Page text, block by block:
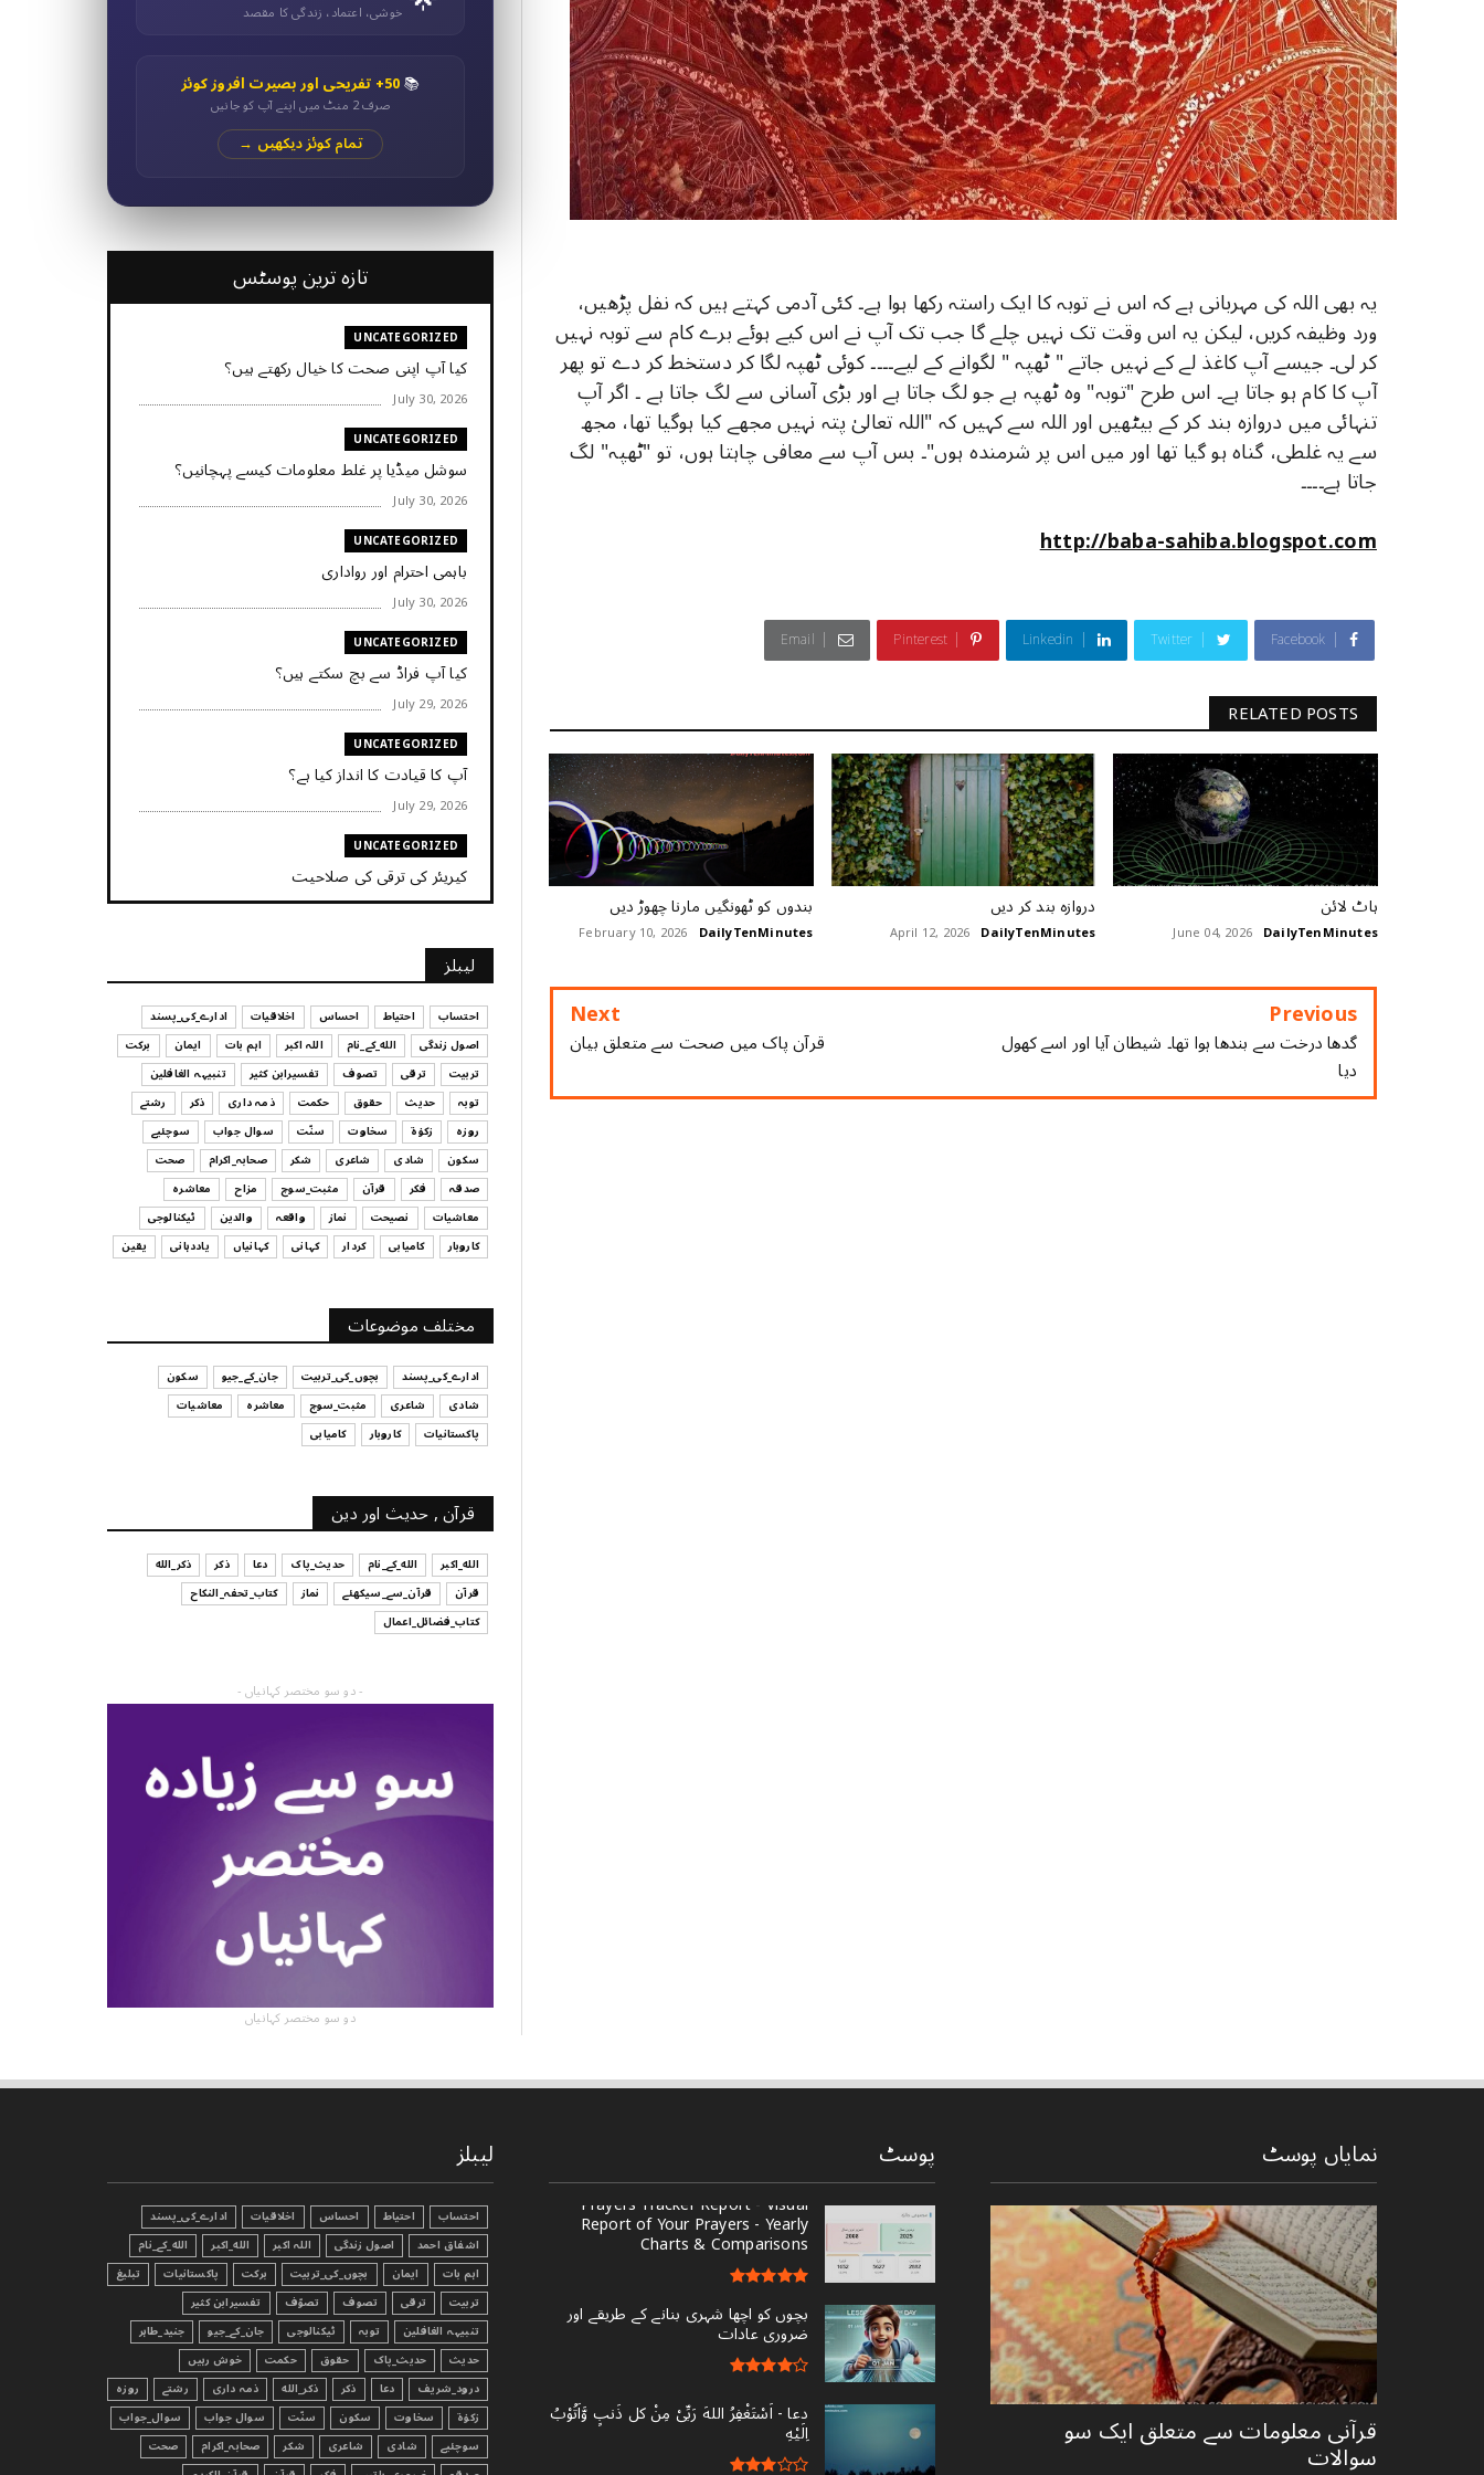
یہ بھی اللہ کی مہربانی ہے کہ اس نے توبہ کا ایک راستہ رکھا ہوا ہے۔ کئی آدمی کہتے ہیں کہ نفل پڑھیں،
ورد وظیفہ کریں، لیکن یہ اس وقت تک نہیں چلے گا جب تک آپ نے اس کیے ہوئے برے کام سے توبہ نہیں
کر لی۔ جیسے آپ کاغذ لے کے نہیں جاتے " ٹھپہ " لگوانے کے لیے۔۔۔۔ کوئی ٹھپہ لگا کر دستخط کر دے تو پھر
آپ کا کام ہو جاتا ہے۔ اس طرح "توبہ" وہ ٹھپہ ہے جو لگ جاتا ہے اور بڑی آسانی سے لگ جاتا ہے ۔ اگر آپ
تنہائی میں دروازہ بند کر کے بیٹھیں اور اللہ سے کہیں کہ "اللہ تعالیٰ پتہ نہیں مجھے کیا ہوگیا تھا، مجھ
سے یہ غلطی، گناہ ہو گیا تھا اور میں اس پر شرمندہ ہوں"۔ بس آپ سے معافی چاہتا ہوں، تو "ٹھپہ" لگ
جاتا ہے۔۔۔۔
http://baba-sahiba.blogspot.com
Facebook
Twitter
Linkedin
Pinterest
Email
RELATED POSTS
ہاٹ لائن
DailyTenMinutes
June 04, 2026
دروازہ بند کر دیں
DailyTenMinutes
April 12, 2026
بندوں کو ٹھونگیں مارنا چھوڑ دیں
DailyTenMinutes
February 10, 2026
Previous
گدھا درخت سے بندھا ہوا تھا۔ شیطان آیا اور اسے کھول
دیا
Next
قرآن پاک میں صحت سے متعلق بیان
خوشی، اعتماد، زندگی کا مقصد
📚50+ تفریحی اور بصیرت افروز کوئز
صرف 2 منٹ میں اپنے آپ کو جانیں
تمام کوئز دیکھیں →
تازہ ترین پوسٹس
UNCATEGORIZED
کیا آپ اپنی صحت کا خیال رکھتے ہیں؟
July 30, 2026
UNCATEGORIZED
سوشل میڈیا پر غلط معلومات کیسے پہچانیں؟
July 30, 2026
UNCATEGORIZED
باہمی احترام اور رواداری
July 30, 2026
UNCATEGORIZED
کیا آپ فراڈ سے بچ سکتے ہیں؟
July 29, 2026
UNCATEGORIZED
آپ کا قیادت کا انداز کیا ہے؟
July 29, 2026
UNCATEGORIZED
کیریئر کی ترقی کی صلاحیت
July 29, 2026
UNCATEGORIZED
کیا آپ اپنے باس کو مؤثر طریقے سے منظم کر رہے
ہیں
July 29, 2026
UNCATEGORIZED
اس وقت آپ کا موڈ کیسا ہے؟
July 29, 2026
UNCATEGORIZED
قرض لینے اور دینے میں ہوشیاری
July 29, 2026
آپ کا فیصلہ کرنے کا انداز
July 29, 2026
لیبلز
احتساب احتیاط احساس اخلاقیات
ادارے_کی_پسند
اصول زندگی
الله_کے_نام اللہ اکبر اہم بات ایمان
برکت
تربیت
ترقی تصوف تفسیرابن کثیر
تنبیہہ الغافلین
توبہ
حدیث حقوق حکمت ذمہ داری ذکر
رشتے
روزہ
زکوٰۃ سخاوت سنّت سوال جواب
سوچئیے
سکون
شادی شاعری شکر صحابہ_اکرام
صحت
صدقہ
فکر قرآن مثبت_سوچ مزاح
معاشرہ
معاشیات
نصیحت نماز واقعہ والدین
ٹیکنالوجی
کاروبار
کامیابی کردار کہانی کہانیاں یاددہانی یقین
مختلف موضوعات
ادارے_کی_پسند بچوں_کی_تربیت جان_کے_جیو
سکون
شادی
شاعری مثبت_سوچ معاشرہ
معاشیات
پاکستانیات
کاروبار کامیابی
قرآن , حدیث اور دین
الله_اکبر الله_کے_نام حدیث_پاک دعا ذکر
ذکر_الله
قرآن
قرآن_سے_سیکھئے نماز
کتاب_تحفہ_النکاح
کتاب_فضائل_اعمال
- دو سو مختصر کہانیاں -
دو سو مختصر کہانیاں
نمایاں پوسٹ
قرآنی ‏معلومات ‏سے ‏متعلق ‏ایک ‏سو
‏سوالات ‏
پوسٹ
Prayers Tracker Report - Visual
Report of Your Prayers - Yearly
Charts & Comparisons
بچوں کو اچھا شہری بنانے کے طریقے اور
ضروری عادات
دعا - ‎اَسْتَغْفِرُ اللهَ رَبِّىْ مِنْ کل ذَنبٍ وَّاَتُوْبُ
اِلَيْهِ
لیبلز
احتساب احتیاط احساس اخلاقیات
ادارے_کی_پسند
اشفاق احمد
اصول زندگی اللہ اکبر الله_اکبر
الله_کے_نام
اہم بات
ایمان بچوں_کی_تربیت برکت پاکستانیات
تبليغ
تربیت
ترقی تصوف تصوّف
تفسیرابن کثیر
تنبیہہ الغافلین
توبہ ٹیکنالوجی جان_کے_جیو
جنید_طاہر
حدیث
حدیث_پاک حقوق حکمت
خوش رہیں
درود_شریف
دعا ذکر ذکر_الله ذمہ داری رشتے
روزہ
زکوٰۃ
سخاوت سکون سنّت سوال جواب
سوال_جواب
سوچئیے
شادی شاعری شکر صحابہ_اکرام
صحت